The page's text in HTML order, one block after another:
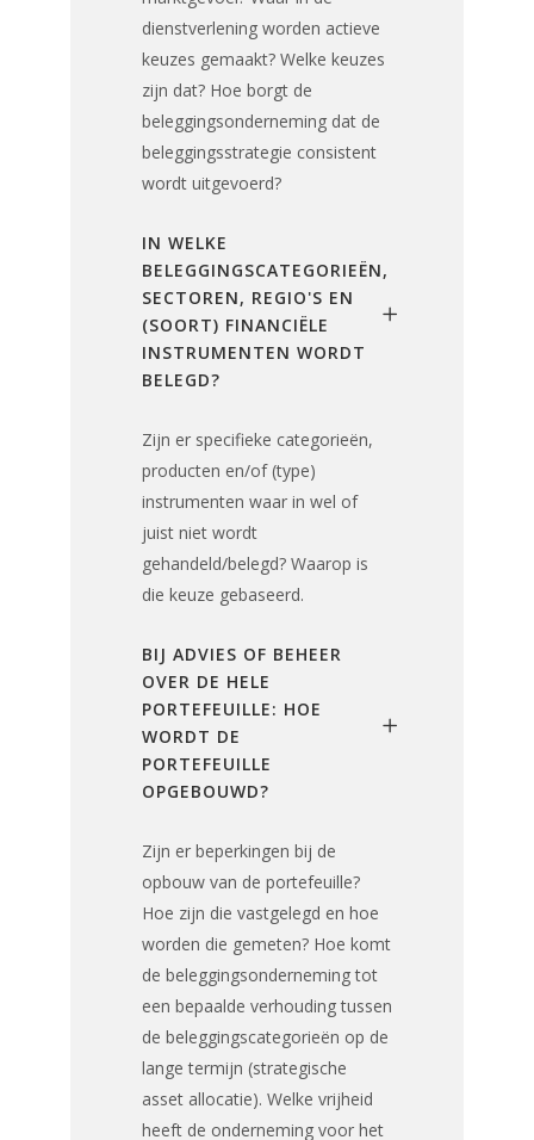
dienstverlening worden actieve
keuzes gemaakt? Welke keuzes
zijn dat? Hoe borgt de
beleggingsonderneming dat de
beleggingsstrategie consistent
wordt uitgevoerd?
IN WELKE
BELEGGINGSCATEGORIEËN,
SECTOREN, REGIO'S EN
(SOORT) FINANCIËLE
INSTRUMENTEN WORDT
BELEGD?
Zijn er specifieke categorieën,
producten en/of (type)
instrumenten waar in wel of
juist niet wordt
gehandeld/belegd? Waarop is
die keuze gebaseerd.
BIJ ADVIES OF BEHEER
OVER DE HELE
PORTEFEUILLE: HOE
WORDT DE
PORTEFEUILLE
OPGEBOUWD?
Zijn er beperkingen bij de
opbouw van de portefeuille?
Hoe zijn die vastgelegd en hoe
worden die gemeten? Hoe komt
de beleggingsonderneming tot
een bepaalde verhouding tussen
de beleggingscategorieën op de
lange termijn (strategische
asset allocatie). Welke vrijheid
heeft de onderneming voor het